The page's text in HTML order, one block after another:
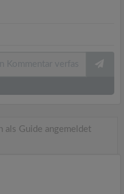
als Guide angemeldet